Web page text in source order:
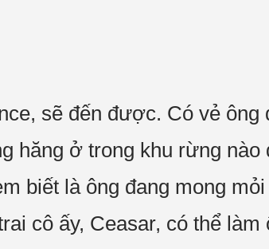
sẽ đến được. Có vẻ
hăng ở trong khu rừng nào
biết là ông đang mong
cô ấy, Ceasar, có thể làm